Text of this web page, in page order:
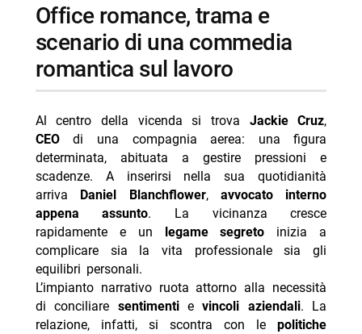
testimonianze dal set
-- rendere la commedia credibile: principio di base per
ol parker
-- dinamiche di collaborazione con brett goldstein e
supporto del cast
- office romance è ora disponibile in streaming su
netflix
-- Scopri di più da Jump the shark
-- RispondiAnnulla risposta
- Un’estate ai Caraibi stasera su Rete 4: trama e cast
- Mbappé ed Ester Expósito coppia dell’estate 2026?
- Marco Bocci 48 anni: compleanno in Spagna con
Chiatti
office romance, trama e
scenario di una commedia
romantica sul lavoro
Al centro della vicenda si trova Jackie Cruz,
CEOdi una compagnia aerea: una figura
determinata, abituata a gestire pressioni e
scadenze. A inserirsi nella sua quotidianità
arriva
Daniel Blanchflower, avvocato interno
appena assunto. La vicinanza cresce
rapidamente e un
legame segreto inizia a
complicare sia la vita professionale sia gli
equilibri personali.
L’impianto narrativo ruota attorno alla necessità
di conciliare sentimentievincoli aziendali. La
relazione, infatti, si scontra con lepolitiche